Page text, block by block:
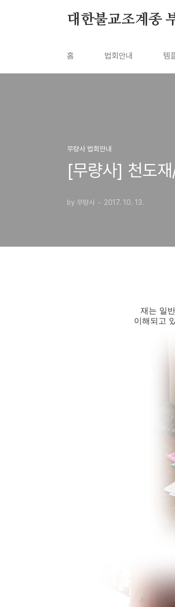
대한불교조계종
홈 법회안내 템
무량사 법회안내
[무량사] 천도
by 무량사 2017. 10. 13.
재는 일
이해되고